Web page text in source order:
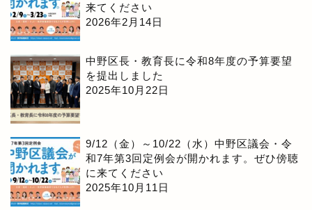
来てください
2026年2月14日
中野区長・教育長に令和8年度の予算要望
を提出しました
2025年10月22日
9/12（金）～10/22（水）中野区議会・令
和7年第3回定例会が開かれます。ぜひ傍聴
に来てください
2025年10月11日